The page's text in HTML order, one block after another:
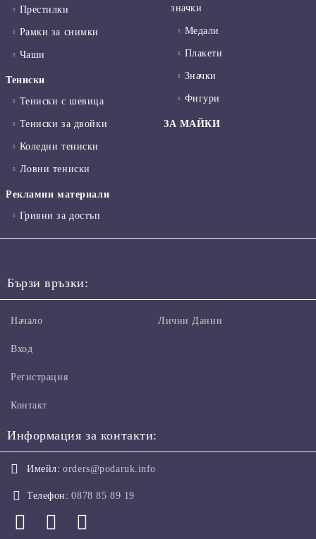
Престилки
Рамки за снимки
Чаши
Тениски
Тениски с шевица
Тениски за двойки
Коледни тениски
Ловни тениски
Рекламни материали
Гривни за достъп
значки
Медали
Плакети
Значки
Фигури
ЗА МАЙКИ
Бързи връзки:
Начало
Вход
Регистрация
Контакт
Лични Данни
Информация за контакти:
Имейл: orders@podaruk.info
Телефон: 0878 85 89 19